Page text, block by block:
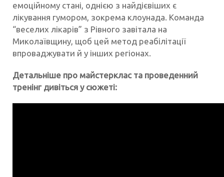
емоційному стані, однією з найдієвіших є
лікування гумором, зокрема клоунада. Команда
“веселих лікарів” з Рівного завітала на
Миколаївщину, щоб цей метод реабілітації
впроваджувати й у інших регіонах.
Детальніше про майстерклас та проведенний
тренінг дивіться у сюжеті: